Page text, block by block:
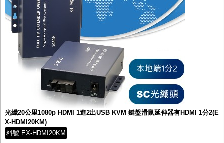
AHD防護罩型攝影機(適用屋外，紅外線照射
距離遠）
AHD特殊功能型攝影機
旋轉型攝影機.旋轉台
傳統高解析攝影機
鏡頭
投光設備
防護罩及支架
多路攝影機單軸傳輸
監聽器.麥克風
視訊轉換設備
雙絞線傳輸器
雜訊改善器
分配放大器
光纖20公里1080p HDMI 1進2出USB KVM 鍵盤滑鼠延伸器有HDMI 1分2(E
X-HDMI20KM)
料號:EX-HDMI20KM